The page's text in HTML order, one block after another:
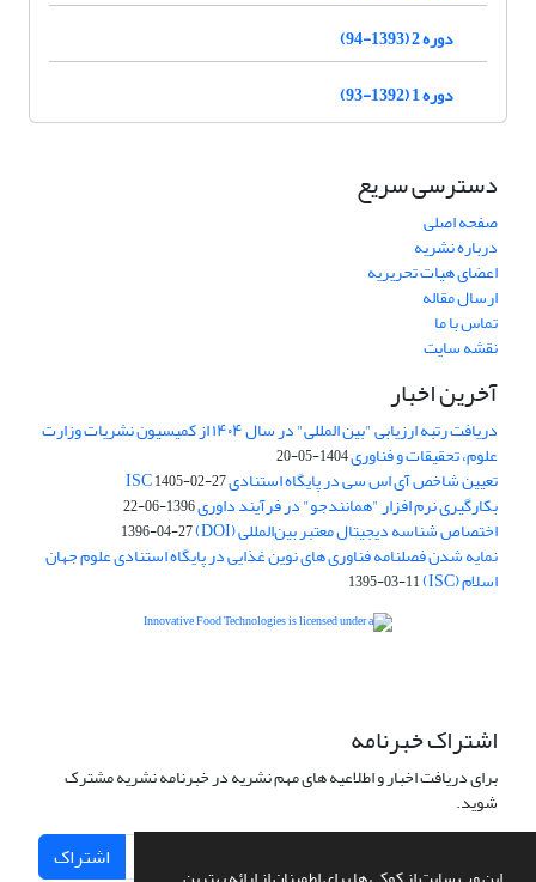
دوره 2 (1393-94)
دوره 1 (1392-93)
دسترسی سریع
صفحه اصلی
درباره نشریه
اعضای هیات تحریریه
ارسال مقاله
تماس با ما
نقشه سایت
آخرین اخبار
دریافت رتبه ارزیابی "بین المللی" در سال ۱۴۰۴ از کمیسیون نشریات وزارت
علوم، تحقیقات و فناوری1404-05-20
تعیین شاخص آی اس سی در پایگاه استنادی ISC1405-02-27
بکارگیری نرم افزار "همانندجو" در فرآیند داوری1396-06-22
اختصاص شناسه دیجیتال معتبر بین‌المللی (DOI) 1396-04-27
نمایه شدن فصلنامه فناوری های نوین غذایی در پایگاه استنادی علوم جهان
اسلام (ISC) 1395-03-11
اشتراک خبرنامه
برای دریافت اخبار و اطلاعیه های مهم نشریه در خبرنامه نشریه مشترک
شوید.
اشتراک